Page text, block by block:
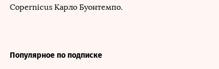
Copernicus Карло Буонтемпо.
Популярное по подписке